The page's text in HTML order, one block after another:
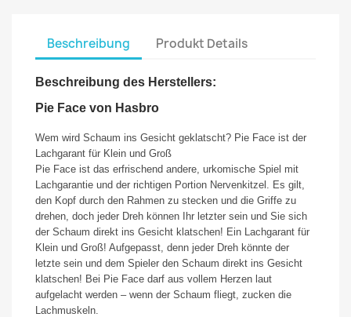
Beschreibung Produkt Details
Beschreibung des Herstellers:
Pie Face von Hasbro
Wem wird Schaum ins Gesicht geklatscht? Pie Face ist der
Lachgarant für Klein und Groß
Pie Face ist das erfrischend andere, urkomische Spiel mit
Lachgarantie und der richtigen Portion Nervenkitzel. Es gilt,
den Kopf durch den Rahmen zu stecken und die Griffe zu
drehen, doch jeder Dreh können Ihr letzter sein und Sie sich
der Schaum direkt ins Gesicht klatschen! Ein Lachgarant für
Klein und Groß! Aufgepasst, denn jeder Dreh könnte der
letzte sein und dem Spieler den Schaum direkt ins Gesicht
klatschen! Bei Pie Face darf aus vollem Herzen laut
aufgelacht werden – wenn der Schaum fliegt, zucken die
Lachmuskeln.